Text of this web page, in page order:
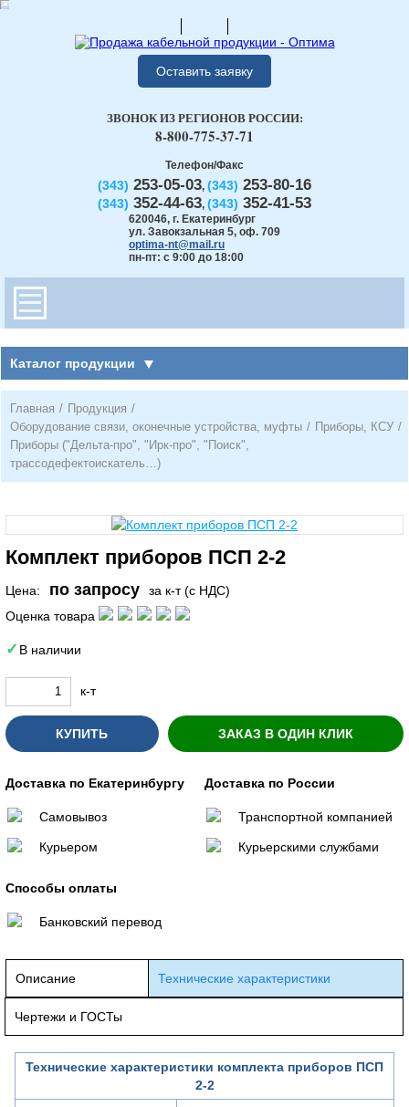
Оставить заявку
Телефон/Факс
(343) 253-05-03, (343) 253-80-16
(343) 352-44-63, (343) 352-41-53
620046, г. Екатеринбург
ул. Завокзальная 5, оф. 709
optima-nt@mail.ru
пн-пт: с 9:00 до 18:00
ЗВОНОК ИЗ РЕГИОНОВ РОССИИ:
8-800-775-37-71
Каталог продукции
Главная / Продукция /
Оборудование связи, оконечные устройства, муфты / Приборы, КСУ /
Приборы ("Дельта-про", "Ирк-про", "Поиск",
трассодефектоискатель…)
Комплект приборов ПСП 2-2
Цена: по запросу
за к-т (с НДС)
Оценка товара
В наличии
к-т
КУПИТЬ ЗАКАЗ В ОДИН КЛИК
Доставка по Екатеринбургу
Самовывоз
Курьером
Доставка по России
Транспортной компанией
Курьерскими службами
Способы оплаты
Банковский перевод
Описание Технические характеристики
Чертежи и ГОСТы
Технические характеристики комплекта приборов ПСП
2-2